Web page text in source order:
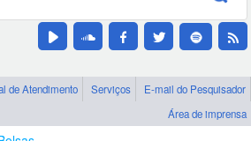
de Atendimento Serviços
E-mail do Pesquisador
Área de imprensa